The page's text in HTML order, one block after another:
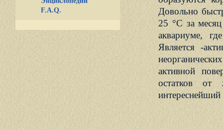
F.A.Q.
Довольно
25 °С за месяц
аквариуме,
Является -
активной
остатков от
интереснейший